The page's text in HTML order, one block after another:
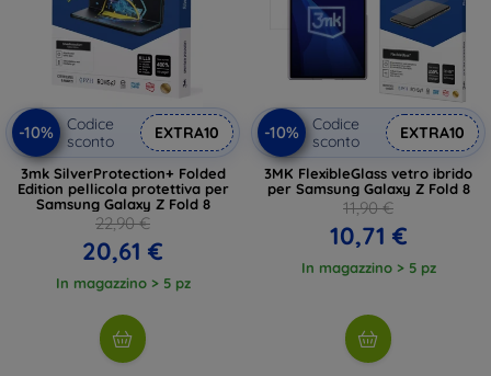
-10%
Codice
sconto
EXTRA10
3mk SilverProtection+ Folded
Edition pellicola protettiva per
Samsung Galaxy Z Fold 8
22,90 €
20,61 €
In magazzino > 5 pz
-10%
Codice
sconto
EXTRA10
3MK FlexibleGlass vetro ibrido
per Samsung Galaxy Z Fold 8
11,90 €
10,71 €
In magazzino > 5 pz